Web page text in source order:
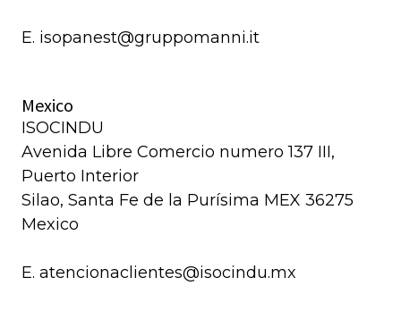
E. isopanest@gruppomanni.it
Mexico
ISOCINDU
Avenida Libre Comercio numero 137 III,
Puerto Interior
Silao, Santa Fe de la Purísima MEX 36275
Mexico
E. atencionaclientes@isocindu.mx